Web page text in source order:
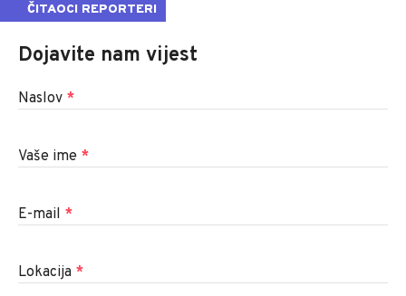
ČITAOCI REPORTERI
Dojavite nam vijest
Naslov *
Vaše ime *
E-mail *
Lokacija *